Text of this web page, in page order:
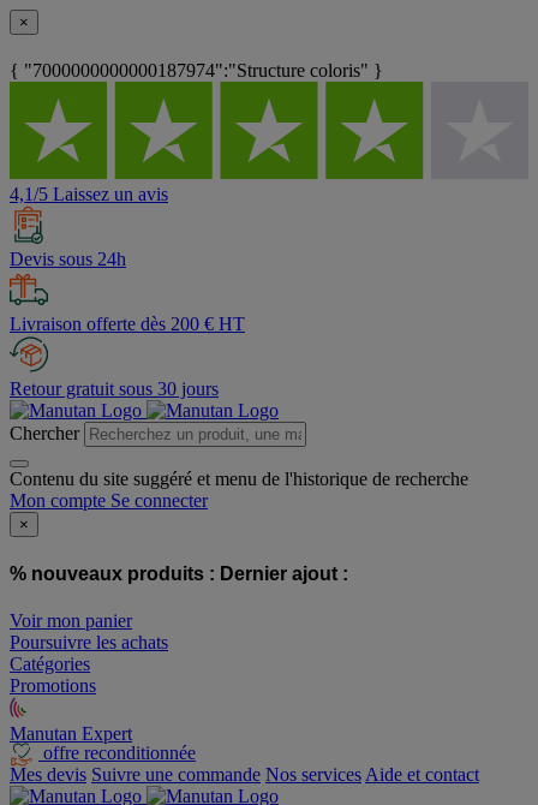
×
{ "7000000000000187974":"Structure coloris" }
4,1/5 Laissez un avis
Devis sous 24h
Livraison offerte dès 200 € HT
Retour gratuit sous 30 jours
Chercher
Contenu du site suggéré et menu de l'historique de recherche
Mon compte Se connecter
×
% nouveaux produits : Dernier ajout :
Voir mon panier
Poursuivre les achats
Catégories
Promotions
Manutan Expert
offre reconditionnée
Mes devis Suivre une commande Nos services Aide et contact